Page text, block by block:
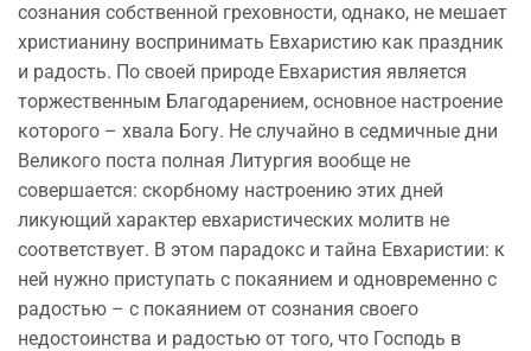
сознания собственной греховности, однако, не мешает
христианину воспринимать Евхаристию как праздник
и радость. По своей природе Евхаристия является
торжественным Благодарением, основное настроение
которого – хвала Богу. Не случайно в седмичные дни
Великого поста полная Литургия вообще не
совершается: скорбному настроению этих дней
ликующий характер евхаристических молитв не
соответствует. В этом парадокс и тайна Евхаристии: к
ней нужно приступать с покаянием и одновременно с
радостью – с покаянием от сознания своего
недостоинства и радостью от того, что Господь в